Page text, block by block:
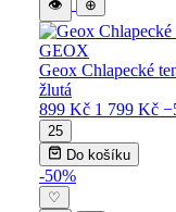
👁 ⊕
GEOX
Geox Chlapecké
žlutá
899 Kč 1 799 Kč
25
Do košíku
-50%
♡